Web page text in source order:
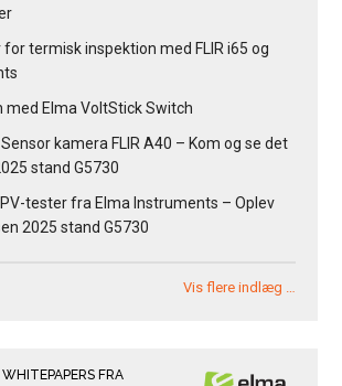
for termisk inspektion med FLIR i65 og
med Elma VoltStick Switch
kamera FLIR A40 – Kom og se det
stand G5730
tester fra Elma Instruments – Oplev
2025 stand G5730
Vis flere indlæg …
FRA